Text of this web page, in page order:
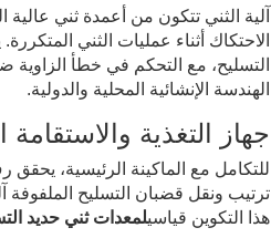
آلية الثني تتكون من أعمدة ثني
الاحتكاك أثناء عمليات الثني
الهندسة الإنشائية المحلية والدولية.
جهاز التغذية والاستقامة
للتكامل مع الماكينة الرئيسية، يحقق
ترتيب ونقل قضبان التسليح
هذا التكوين قياسيلمعدات ثني حديد